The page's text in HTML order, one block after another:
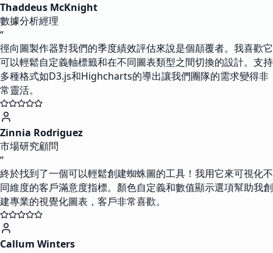
Thaddeus McKnight
數據分析經理
“
徑向圖製作器對我們的季度績效評估來說是個顛覆者。我喜歡它
可以輕鬆自定義軸標籤和在不同圖表類型之間切換的設計。支持
多種格式如D3.js和Highcharts的導出讓我們團隊的需求變得非
常靈活。
Zinnia Rodriguez
市場研究顧問
“
終於找到了一個可以輕鬆創建蜘蛛圖的工具！我用它來可視化不
同維度的客戶滿意度指標。顏色自定義和數值顯示選項幫助我創
建專業的視覺化圖表，客戶非常喜歡。
Callum Winters